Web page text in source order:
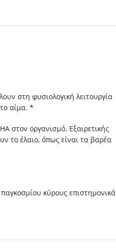
στη φυσιολογική λειτουργία
αίμα. *
στον οργανισμό. Εξαιρετικής
το έλαιο, όπως είναι τα βαρέα
κύρους επιστημονικά